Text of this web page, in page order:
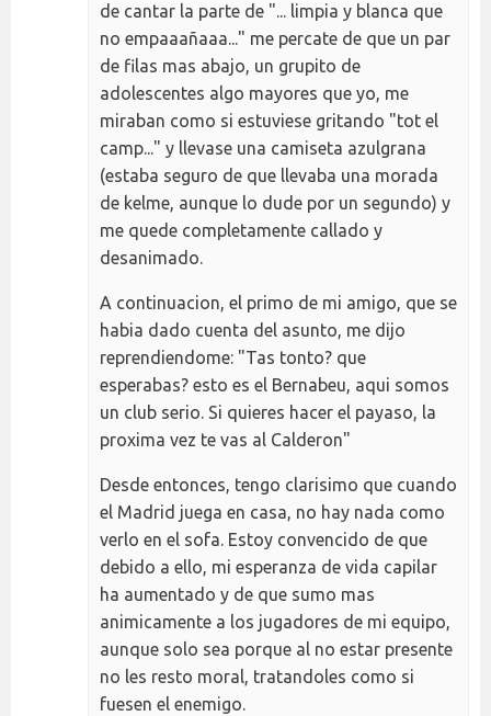
de cantar la parte de "... limpia y blanca que
no empaaañaaa..." me percate de que un par
de filas mas abajo, un grupito de
adolescentes algo mayores que yo, me
miraban como si estuviese gritando "tot el
camp..." y llevase una camiseta azulgrana
(estaba seguro de que llevaba una morada
de kelme, aunque lo dude por un segundo) y
me quede completamente callado y
desanimado.
A continuacion, el primo de mi amigo, que se
habia dado cuenta del asunto, me dijo
reprendiendome: "Tas tonto? que
esperabas? esto es el Bernabeu, aqui somos
un club serio. Si quieres hacer el payaso, la
proxima vez te vas al Calderon"
Desde entonces, tengo clarisimo que cuando
el Madrid juega en casa, no hay nada como
verlo en el sofa. Estoy convencido de que
debido a ello, mi esperanza de vida capilar
ha aumentado y de que sumo mas
animicamente a los jugadores de mi equipo,
aunque solo sea porque al no estar presente
no les resto moral, tratandoles como si
fuesen el enemigo.